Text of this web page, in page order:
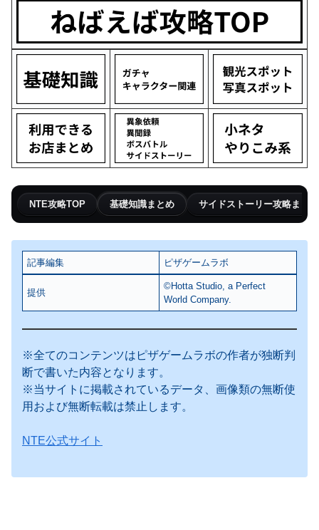
NTE攻略TOP 基礎知識まとめ サイドストーリー攻略まとめ
記事編集 ピザゲームラボ
提供
©Hotta Studio, a Perfect
World Company.
※全てのコンテンツはピザゲームラボの作者が独断判
断で書いた内容となります。
※当サイトに掲載されているデータ、画像類の無断使
用および無断転載は禁止します。
NTE公式サイト